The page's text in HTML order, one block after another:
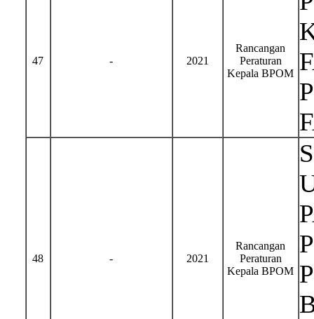
47 - 2021
Rancangan
Peraturan
Kepala BPOM
48 - 2021
Rancangan
Peraturan
Kepala BPOM